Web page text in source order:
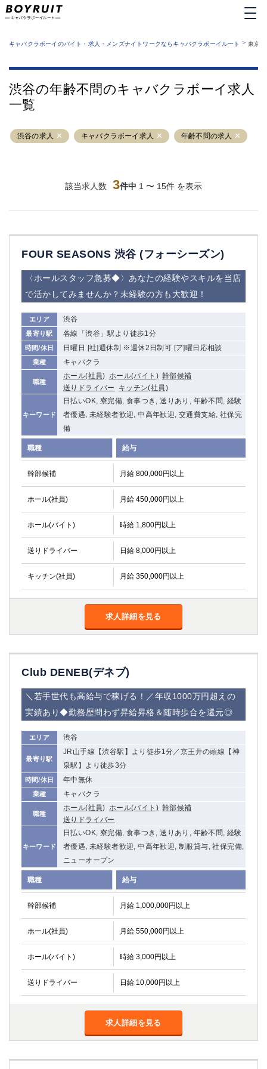
業種から探す
運営者情報
サイトマップ
キャバクラボーイのバイト・求人・メンズナイトワークならキャバクラボーイルート > 東京
渋谷の年齢不問のキャバクラボーイ求人
一覧
渋谷の求人 キャバクラボーイ求人 年齢不問の求人
該当求人数 3件中 1 〜 15件 を表示
FOUR SEASONS 渋谷 (フォーシーズン)
〈ホールスタッフ急募◆〉あなたの経験やスキルを当店
で活かしてみませんか？未経験の方も大歓迎！
エリア 渋谷
最寄り駅 各線「渋谷」駅より徒歩1分
時間/休日 日曜日 [社]週休制 ※週休2日制可 [ア]曜日応相談
業種 キャバクラ
職種
ホール(社員) ホール(バイト) 幹部候補
送りドライバー
キッチン(社員)
キーワード
日払いOK, 寮完備, 食事つき, 送りあり, 年齢不問, 経験
者優遇, 未経験者歓迎, 中高年歓迎, 交通費支給, 社保完
備
職種 給与
幹部候補 月給 800,000円以上
ホール(社員) 月給 450,000円以上
ホール(バイト) 時給 1,800円以上
送りドライバー 日給 8,000円以上
キッチン(社員) 月給 350,000円以上
求人詳細を見る
Club DENEB(デネブ)
＼若手世代も高給与で稼げる！／年収1000万円超えの
実績あり◆勤務歴問わず昇給昇格＆随時歩合を還元◎
エリア 渋谷
最寄り駅
JR山手線【渋谷駅】より徒歩1分／京王井の頭線【神
泉駅】より徒歩3分
時間/休日 年中無休
業種 キャバクラ
職種
ホール(社員) ホール(バイト) 幹部候補
送りドライバー
キーワード
日払いOK, 寮完備, 食事つき, 送りあり, 年齢不問, 経験
者優遇, 未経験者歓迎, 中高年歓迎, 制服貸与, 社保完備,
ニューオープン
職種 給与
幹部候補 月給 1,000,000円以上
ホール(社員) 月給 550,000円以上
ホール(バイト) 時給 3,000円以上
送りドライバー 日給 10,000円以上
求人詳細を見る
六本木
池袋
渋谷
大和
立川
①六本木 ②西麻布
大山
赤坂
高円寺
品川
蒲田東口
多摩センター
立川（南口）
浜松町
西葛西
中野
葛西
府中
ひばりヶ丘（北口）
学芸大学
吉祥寺（南口／公園口） 小作・羽村・福生エリア
自由が丘
吉祥寺（北口／東口）
四谷
錦糸町南口
下北沢・経堂
成増駅徒歩3分の好立地！①JR埼京線「赤羽駅」から徒歩2分 ②東
①歌舞伎町 ②新宿 ③西部新宿 ③東新宿
①歌舞伎町 ②新宿
①銀座 ②新橋
錦糸町(南口)
①東武練馬 ②成増・板橋 ③大山 ②池袋
池袋東口
金町
大井町
大泉学園
下赤塚
荻窪
浅草
幡ヶ谷
小岩
五井
神奈川県
関内
横浜
川崎
本厚木
新横浜
平塚
武蔵小杉
小田原
関内・馬車道・日ノ出町 武蔵新城
元住吉
茅ヶ崎
戸塚
たまプラーザ
厚木
横須賀
桜木町
南越谷
志木
川越
草加
南浦和
所沢
熊谷
獨協大学前＜草加松原＞ 北浦和（西口）
川口